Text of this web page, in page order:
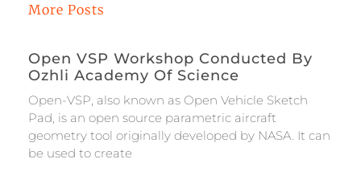
More Posts
Open VSP Workshop Conducted By
Ozhli Academy Of Science
Open-VSP, also known as Open Vehicle Sketch
Pad, is an open source parametric aircraft
geometry tool originally developed by NASA. It can
be used to create